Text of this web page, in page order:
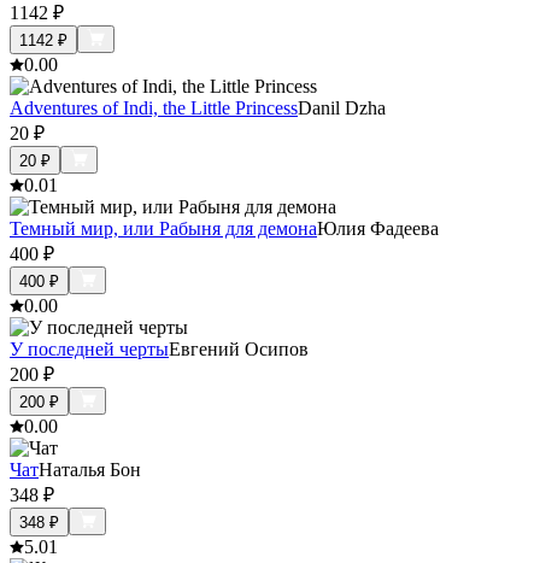
1142 ₽
1142 ₽
0.00
Adventures of Indi, the Little PrincessDanil Dzha
20 ₽
20 ₽
0.01
Темный мир, или Рабыня для демонаЮлия Фадеева
400 ₽
400 ₽
0.00
У последней чертыЕвгений Осипов
200 ₽
200 ₽
0.00
ЧатНаталья Бон
348 ₽
348 ₽
5.01